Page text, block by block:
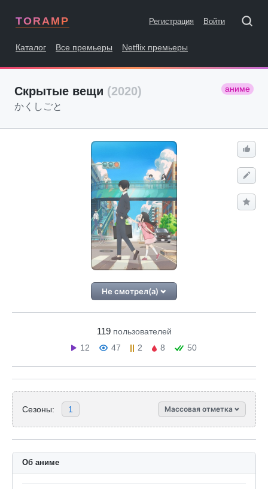
TORAMP Регистрация Войти
Каталог Все премьеры Netflix премьеры
Скрытые вещи (2020) аниме
かくしごと
Не смотрел(а)
119 пользователей
12
47 2 8 50
Сезоны: 1 Массовая отметка
Об аниме